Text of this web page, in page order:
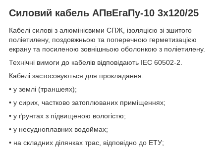
Силовий кабель АПвЕгаПу-10 3х120/25
Кабелі силові з алюмінієвими СПЖ, ізоляцією зі зшитого
поліетилену, поздовжньою та поперечною герметизацією
екрану та посиленою зовнішньою оболонкою з поліетилену.
Технічні вимоги до кабелів відповідають IEC 60502-2.
Кабелі застосовуються для прокладання:
• у землі (траншеях);
• у сирих, частково затоплюваних приміщеннях;
• у ґрунтах з підвищеною вологістю;
• у несудноплавних водоймах;
• на складних ділянках трас, відповідно до ЕТУ;